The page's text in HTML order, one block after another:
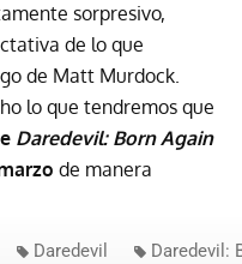
sorpresivo,
de lo que
de Matt Murdock.
lo que tendremos que
Daredevil: Born Again
de manera
Daredevil Daredevil: